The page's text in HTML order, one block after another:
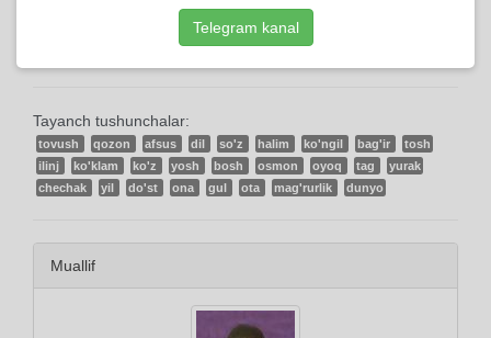
0 kishi kutubxonasiga qo'shdi
Tayanch tushunchalar:
tovush qozon afsus dil so'z halim ko'ngil bag'ir
tosh
ilinj
ko'klam ko'z yosh bosh osmon oyoq tag
yurak
chechak
yil do'st ona gul ota mag'rurlik dunyo
Muallif
Telegram kanal